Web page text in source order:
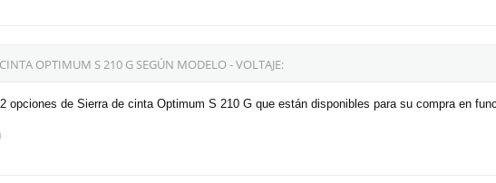
OPTIMUM S 210 G SEGÚN MODELO - VOLTAJE:
opciones de Sierra de cinta Optimum S 210 G que están disponibles para su compra en